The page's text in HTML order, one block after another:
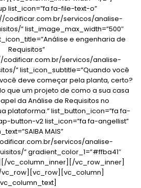
list_icon=”fa fa-file-text-o”
codificar.com.br/servicos/analise-
” list_image_max_width=”500″
e engenharia de
Requisitos”
codificar.com.br/servicos/analise-
” list_icon_subtitle=”Quando você
deve começar pela planta, certo?
que um projeto de como a sua casa
da Análise de Requisitos no
plataforma.” list_button_icon=”fa fa-
button-v2 list_icon=”fa fa-angellist”
MAIS”
servicos/analise-
” gradient_color_1=”#ffba41″
vc_column_inner][/vc_row_inner]